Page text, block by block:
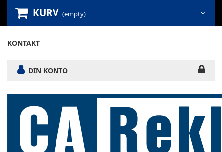
KURV (empty)
KONTAKT
DIN KONTO